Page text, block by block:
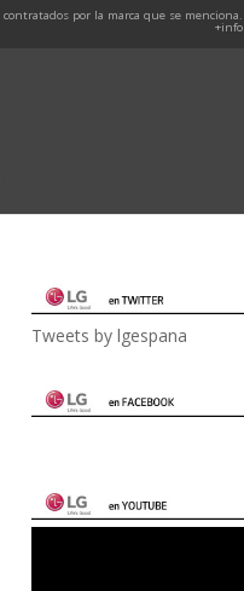
por la marca que se menciona.
+info
Tweets by lgespana